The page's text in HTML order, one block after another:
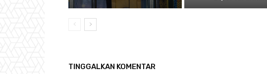
TINGGALKAN KOMENTAR